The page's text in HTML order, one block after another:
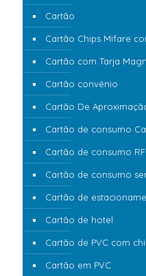
Cartão
Cartão Chips Mifare
Cartão com Tarja
Cartão convênio
Cartão De
Cartão de consumo
Cartão de consumo
Cartão de consumo
Cartão de
Cartão de hotel
Cartão de PVC com
Cartão em PVC